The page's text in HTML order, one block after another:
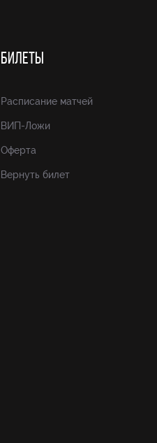
БИЛЕТЫ
Расписание матчей
ВИП-Ложи
Оферта
Вернуть билет